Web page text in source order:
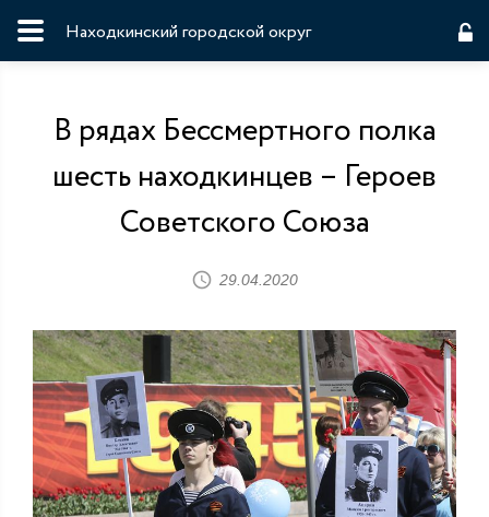
Находкинский городской округ
В рядах Бессмертного полка
шесть находкинцев – Героев
Советского Союза
29.04.2020